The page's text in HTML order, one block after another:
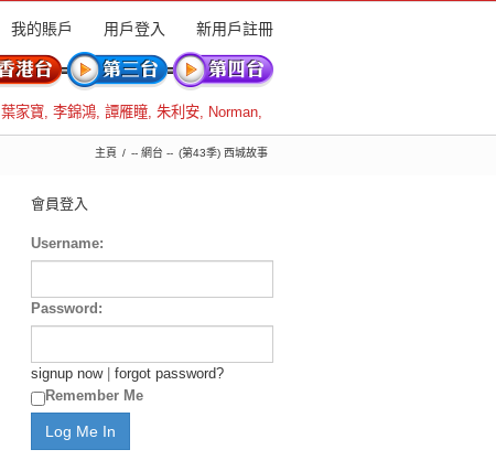
我的賬戶 用戶登入 新用戶註冊
葉家寶, 李錦鴻, 譚雁瞳, 朱利安, Norman,
主頁 -- 網台 -- (第43季) 西城故事
會員登入
Username:
Password:
signup now| forgot password?
Remember Me